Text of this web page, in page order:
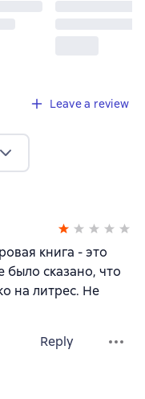
Leave a review
книга - это
сказано, что
на литрес. Не
Reply